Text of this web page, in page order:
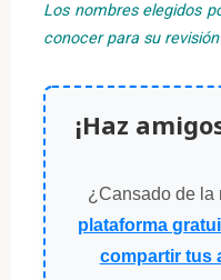
Los nombres elegidos
conocer para su
¡Haz
¿Cansado de la
plataforma
compartir tus